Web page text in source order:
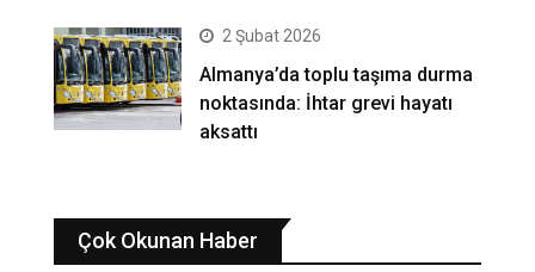
2 Şubat 2026
Almanya’da toplu taşıma durma
noktasında: İhtar grevi hayatı
aksattı
Çok Okunan Haber